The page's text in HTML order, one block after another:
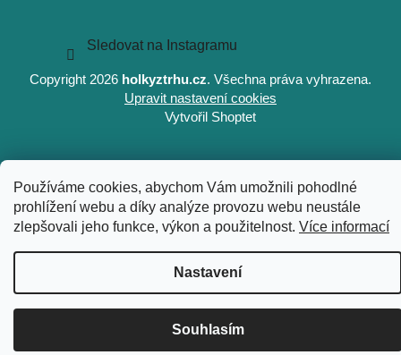
Používáme cookies, abychom Vám umožnili pohodlné
prohlížení webu a díky analýze provozu webu neustále
zlepšovali jeho funkce, výkon a použitelnost. Více informací
Nastavení
Souhlasím
Sledovat na Instagramu
Vytvořil Shoptet
Copyright 2026 holkyztrhu.cz. Všechna práva vyhrazena.
Upravit nastavení cookies